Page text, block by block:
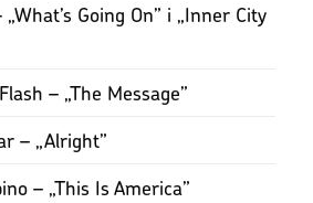
Going On” i „Inner City
– „The Message”
– „Alright”
– „This Is America”